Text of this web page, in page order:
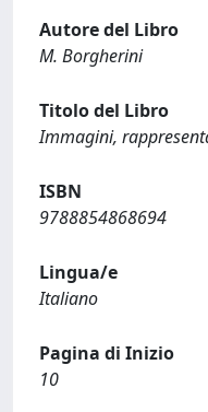
Autore del Libro
M. Borgherini
Titolo del Libro
Immagini,
ISBN
9788854868694
Lingua/e
Italiano
Pagina di Inizio
10